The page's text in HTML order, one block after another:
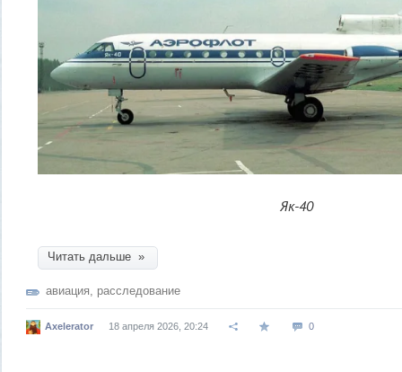
Як-40
Читать дальше »
авиация расследование
Axelerator 18 апреля 2026, 20:24 0